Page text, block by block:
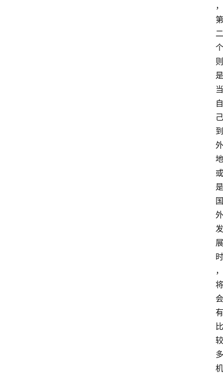
，
第
二
个
则
是
当
自
己
到
外
地
或
是
国
外
发
展
时
，
将
会
有
比
较
多
机